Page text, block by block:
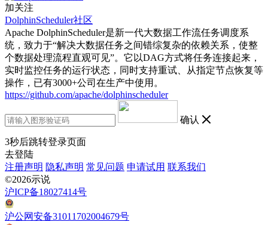
加关注
DolphinScheduler社区
Apache DolphinScheduler是新一代大数据工作流任务调度系
统，致力于“解决大数据任务之间错综复杂的依赖关系，使整
个数据处理流程直观可见”。它以DAG方式将任务连接起来，
实时监控任务的运行状态，同时支持重试、从指定节点恢复等
操作，已有3000+公司在生产中使用。
https://github.com/apache/dolphinscheduler
确认
3秒后跳转登录页面
去登陆
注册声明 隐私声明 常见问题 申请试用 联系我们
©2026示说
沪ICP备18027414号
沪公网安备31011702004679号